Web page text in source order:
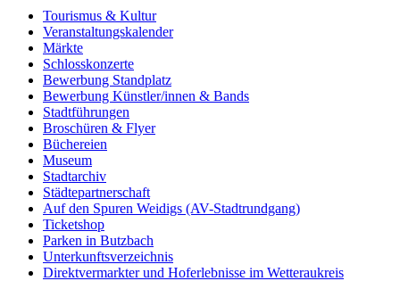
Tourismus & Kultur
Veranstaltungskalender
Märkte
Schlosskonzerte
Bewerbung Standplatz
Bewerbung Künstler/innen & Bands
Stadtführungen
Broschüren & Flyer
Büchereien
Museum
Stadtarchiv
Städtepartnerschaft
Auf den Spuren Weidigs (AV-Stadtrundgang)
Ticketshop
Parken in Butzbach
Unterkunftsverzeichnis
Direktvermarkter und Hoferlebnisse im Wetteraukreis